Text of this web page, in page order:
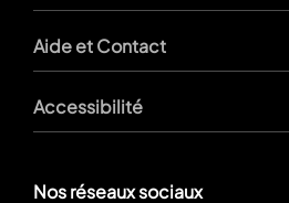
Aide et Contact
Accessibilité
Nos réseaux sociaux